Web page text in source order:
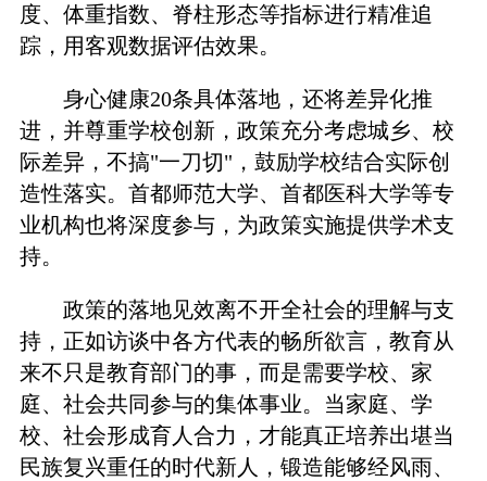
度、体重指数、脊柱形态等指标进行精准追
踪，用客观数据评估效果。
身心健康20条具体落地，还将差异化推
进，并尊重学校创新，政策充分考虑城乡、校
际差异，不搞"一刀切"，鼓励学校结合实际创
造性落实。首都师范大学、首都医科大学等专
业机构也将深度参与，为政策实施提供学术支
持。
政策的落地见效离不开全社会的理解与支
持，正如访谈中各方代表的畅所欲言，教育从
来不只是教育部门的事，而是需要学校、家
庭、社会共同参与的集体事业。当家庭、学
校、社会形成育人合力，才能真正培养出堪当
民族复兴重任的时代新人，锻造能够经风雨、